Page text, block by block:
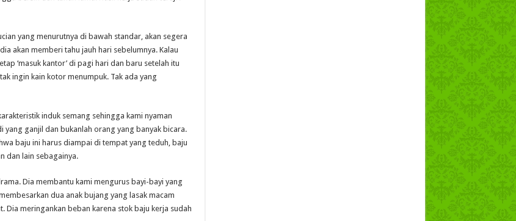
yang menurutnya di bawah standar, akan segera
akan memberi tahu jauh hari sebelumnya. Kalau
‘masuk kantor’ di pagi hari dan baru setelah itu
ingin kain kotor menumpuk. Tak ada yang
induk semang sehingga kami nyaman
ganjil dan bukanlah orang yang banyak bicara.
baju ini harus diampai di tempat yang teduh, baju
dan lain sebagainya.
Dia membantu kami mengurus bayi-bayi yang
dua anak bujang yang lasak macam
Dia meringankan beban karena stok baju kerja sudah